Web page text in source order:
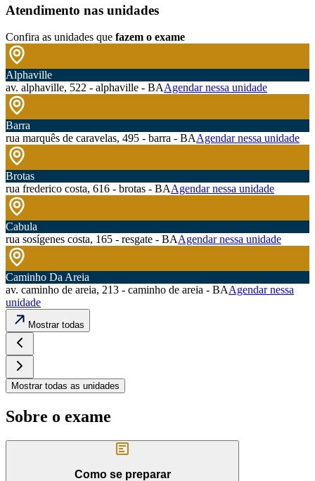
Atendimento nas unidades
Confira as unidades que fazem o exame
Alphaville
av. alphaville, 522 - alphaville - BAAgendar nessa unidade
Barra
rua marquês de caravelas, 495 - barra - BAAgendar nessa unidade
Brotas
rua frederico costa, 616 - brotas - BAAgendar nessa unidade
Cabula
rua sosígenes costa, 165 - resgate - BAAgendar nessa unidade
Caminho Da Areia
av. caminho de areia, 213 - caminho de areia - BAAgendar nessa
unidade
Mostrar todas
Mostrar todas as unidades
Sobre o exame
Como se preparar